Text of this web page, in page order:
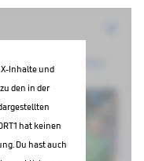
Inhalte und
den in der
hat keinen
Du hast auch